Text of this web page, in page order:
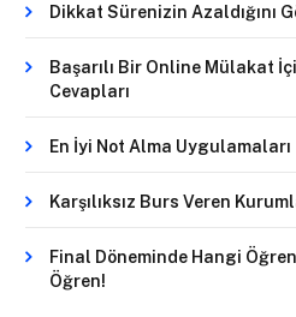
Dikkat Sürenizin Azaldığını
Başarılı Bir Online Mülakat
Cevapları
En İyi Not Alma Uygulamaları
Karşılıksız Burs Veren
Final Döneminde Hangi
Öğren!